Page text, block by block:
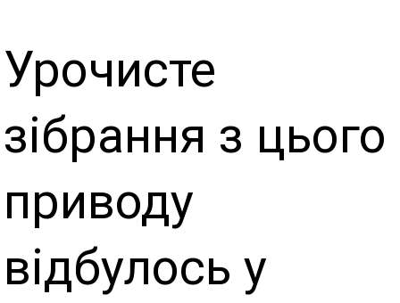
Урочисте
зібрання з цього
приводу
відбулось у